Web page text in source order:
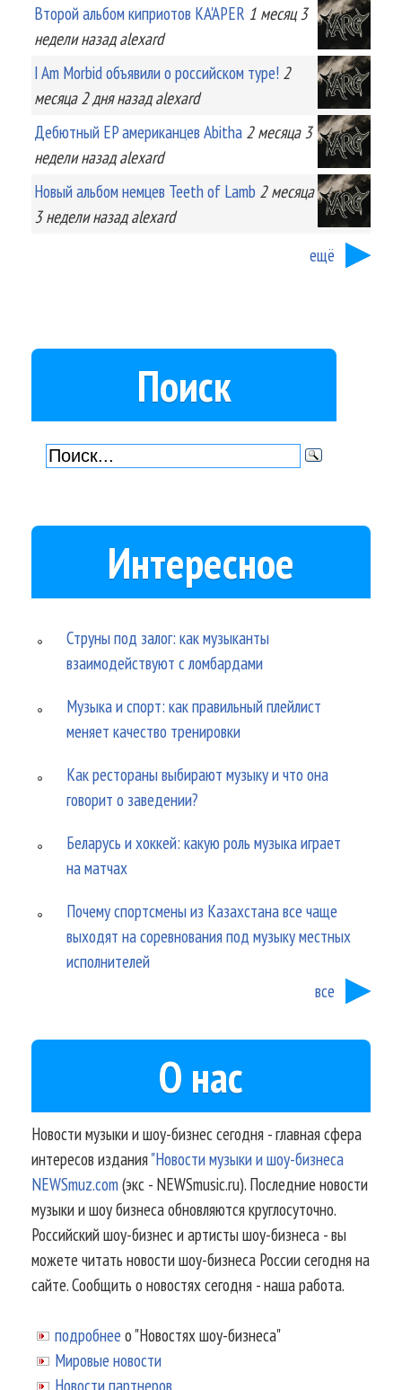
Второй альбом киприотов KA'APER 1 месяц 3
неделиназад alexard
I Am Morbid объявили о российском туре! 2
месяца 2 дняназад alexard
Дебютный EP американцев Abitha 2 месяца 3
неделиназад alexard
Новый альбом немцев Teeth of Lamb 2 месяца
3 неделиназад alexard
ещё
Поиск
Интересное
Струны под залог: как музыканты
взаимодействуют с ломбардами
Музыка и спорт: как правильный плейлист
меняет качество тренировки
Как рестораны выбирают музыку и что она
говорит о заведении?
Беларусь и хоккей: какую роль музыка играет
на матчах
Почему спортсмены из Казахстана все чаще
выходят на соревнования под музыку местных
исполнителей
все
О нас
Новости музыки и шоу-бизнес сегодня - главная сфера
интересов издания"Новости музыки и шоу-бизнеса
NEWSmuz.com(экс - NEWSmusic.ru). Последние новости
музыки и шоу бизнеса обновляются круглосуточно.
Российский шоу-бизнес и артисты шоу-бизнеса - вы
можете читать новости шоу-бизнеса России сегодня на
сайте. Сообщить о новостях сегодня - наша работа.
подробнее о "Новостях шоу-бизнеса"
Мировые новости
Новости партнеров